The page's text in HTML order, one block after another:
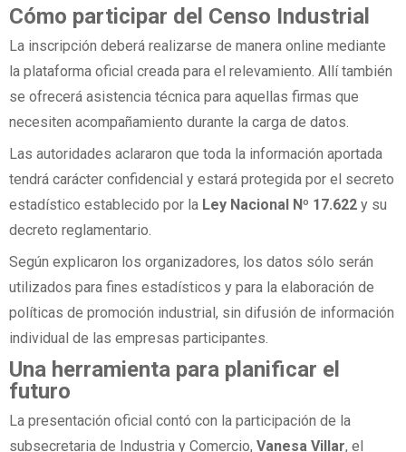
Cómo participar del Censo Industrial
La inscripción deberá realizarse de manera online mediante
la plataforma oficial creada para el relevamiento. Allí también
se ofrecerá asistencia técnica para aquellas firmas que
necesiten acompañamiento durante la carga de datos.
Las autoridades aclararon que toda la información aportada
tendrá carácter confidencial y estará protegida por el secreto
estadístico establecido por la Ley Nacional Nº 17.622 y su
decreto reglamentario.
Según explicaron los organizadores, los datos sólo serán
utilizados para fines estadísticos y para la elaboración de
políticas de promoción industrial, sin difusión de información
individual de las empresas participantes.
Una herramienta para planificar el
futuro
La presentación oficial contó con la participación de la
subsecretaria de Industria y Comercio, Vanesa Villar, el